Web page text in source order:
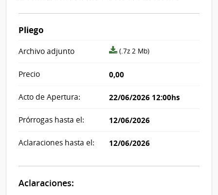
Pliego
Archivo adjunto
archivo
(.7z 2 Mb)
Precio 0,00
Acto de Apertura: 22/06/2026 12:00hs
Prórrogas hasta el: 12/06/2026
Aclaraciones hasta el: 12/06/2026
Aclaraciones: